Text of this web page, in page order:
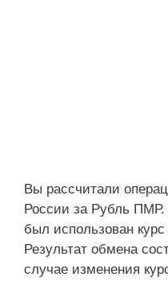
Вы рассчитали
России за Рубль ПМР.
был использован
Результат обмена
случае изменения